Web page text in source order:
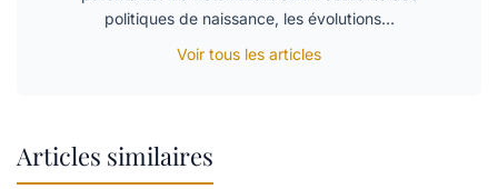
politiques de naissance, les évolutions…
Voir tous les articles
Articles similaires